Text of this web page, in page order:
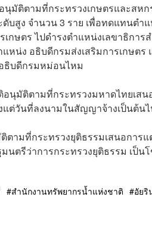
มัติตามที่กระทรวงเกษตรและสห
บสูง จำนวน 3 ราย เพื่อทดแทนต
เกษตร ไปดำรงตำแหน่งเลขาธิก
หน่ง อธิบดีกรมส่งเสริมการเกษต
ธิบดีกรมหม่อนไหม
นุมัติตามที่กระทรวงมหาดไทยเส
ต่วันที่ลงนามในสัญญาจ้างเป็นต้น
ามที่กระทรวงยุติธรรมเสนอการ
นตรีว่าการกระทรวงยุติธรรม เป็
สำนักงานทรัพยากรน้ำแห่งชาติ อัย